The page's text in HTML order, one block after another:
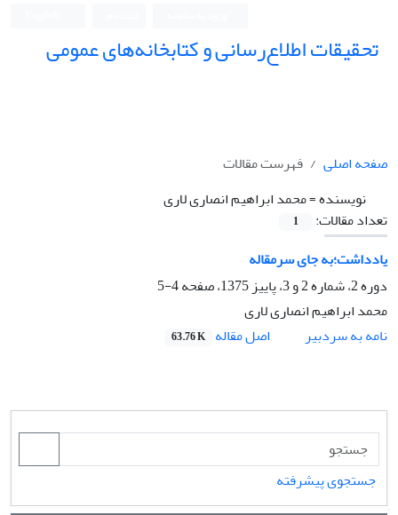
تحقیقات اطلاع‌رسانی و کتابخانه‌های عمومی
صفحه اصلی
فهرست مقالات
نویسنده =محمد ابراهیم انصاری لاری
تعداد مقالات:
1
یادداشت؛به جای سرمقاله
دوره 2، شماره 2 و 3، پاییز 1375، صفحه
4-5
محمد ابراهیم انصاری لاری
نامه به سردبیر
اصل مقاله 63.76 K
جستجوی پیشرفته